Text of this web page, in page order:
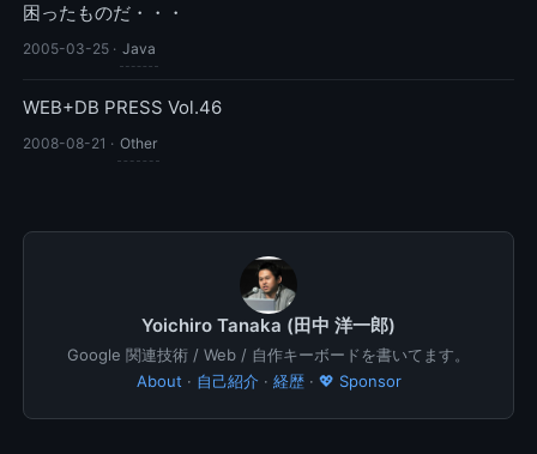
困ったものだ・・・
2005-03-25· Java
WEB+DB PRESS Vol.46
2008-08-21 · Other
Yoichiro Tanaka (田中 洋一郎)
Google 関連技術 / Web / 自作キーボードを書いてます。
About · 自己紹介· 経歴· 💖 Sponsor